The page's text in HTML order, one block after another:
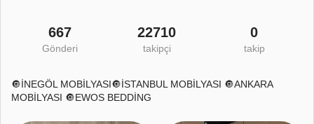
667
Gönderi
22710
takipçi
0
takip
🔘İNEGÖL MOBİLYASI🔘İSTANBUL MOBİLYASI 🔘ANKARA
MOBİLYASI 🔘EWOS BEDDİNG